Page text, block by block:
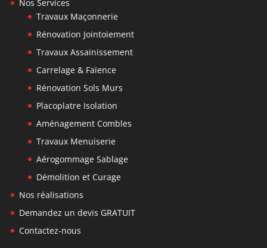
Nos Services
Travaux Maçonnerie
Rénovation Jointoiement
Travaux Assainissement
Carrelage & Faïence
Rénovation Sols Murs
Placoplatre Isolation
Aménagement Combles
Travaux Menuiserie
Aérogommage Sablage
Démolition et Curage
Nos réalisations
Demandez un devis GRATUIT
Contactez-nous